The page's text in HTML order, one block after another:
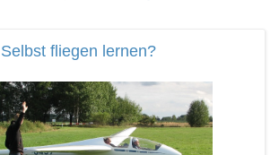
Selbst fliegen lernen?